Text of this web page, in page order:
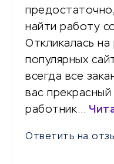
найти работу
Откликалась на
популярных
всегда все
вас
работник…
Ответить на